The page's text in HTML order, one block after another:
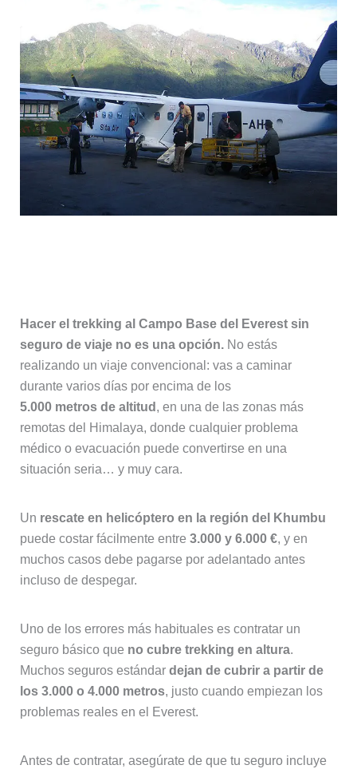
Hacer el trekking al Campo Base del Everest sin
seguro de viaje no es una opción.No estás
realizando un viaje convencional: vas a caminar
durante varios días por encima de los
5.000 metros de altitud , en una de las zonas más
remotas del Himalaya, donde cualquier problema
médico o evacuación puede convertirse en una
situación seria… y muy cara.
Un rescate en helicóptero en la región del Khumbu
puede costar fácilmente entre 3.000 y 6.000 €, y en
muchos casos debe pagarse por adelantado antes
incluso de despegar.
Uno de los errores más habituales es contratar un
seguro básico que no cubre trekking en altura.
Muchos seguros estándar dejan de cubrir a partir de
los 3.000 o 4.000 metros, justo cuando empiezan los
problemas reales en el Everest.
Antes de contratar, asegúrate de que tu seguro incluye